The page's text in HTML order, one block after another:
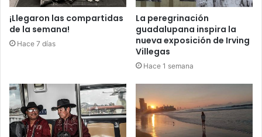
¡Llegaron las compartidas
de la semana!
Hace 7 días
La peregrinación
guadalupana inspira la
nueva exposición de Irving
Villegas
Hace 1 semana